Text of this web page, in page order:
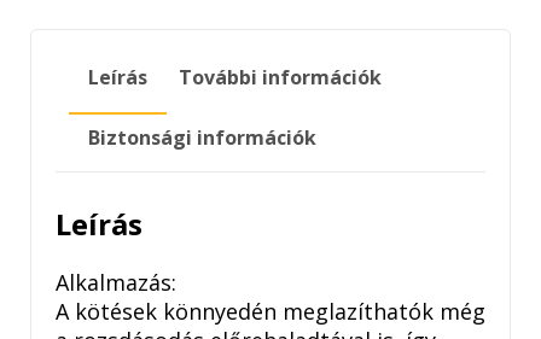
GRAFITOS
CSAVARLAZÍTÓ
400ML
Leírás További információk
Biztonsági információk
Leírás
Alkalmazás:
A kötések könnyedén meglazíthatók még